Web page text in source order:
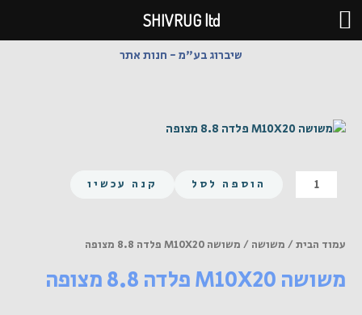
דילוג
לתוכן
שיברוג בע"מ - חנות אתר
כמות
של
8.8
הוספה לסל קנה עכשיו
עמוד הבית/ משושה / משושה M10X20 פלדה 8.8 מצופה
משושה M10X20 פלדה 8.8 מצופה
SHIVRUG ltd